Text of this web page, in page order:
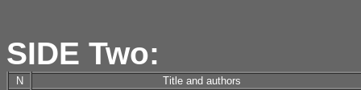
SIDE Two:
N
Title and authors